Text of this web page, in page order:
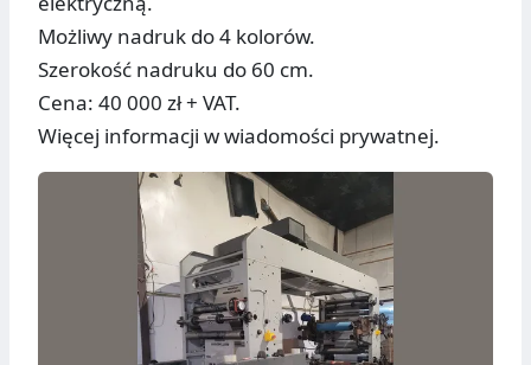
Możliwy nadruk do 4 kolorów.
Szerokość nadruku do 60 cm.
Cena: 40 000 zł + VAT.
Więcej informacji w wiadomości prywatnej.